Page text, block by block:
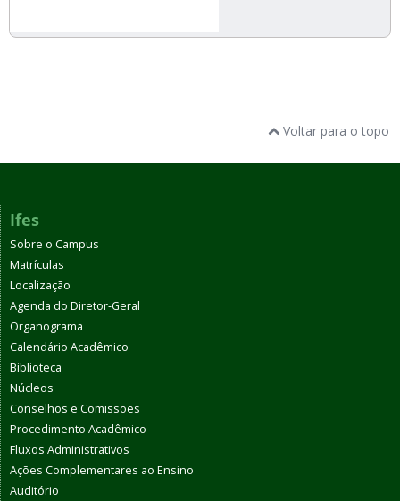
Voltar para o topo
Ifes
Sobre o Campus
Matrículas
Localização
Agenda do Diretor-Geral
Organograma
Calendário Acadêmico
Biblioteca
Núcleos
Conselhos e Comissões
Procedimento Acadêmico
Fluxos Administrativos
Ações Complementares ao Ensino
Auditório